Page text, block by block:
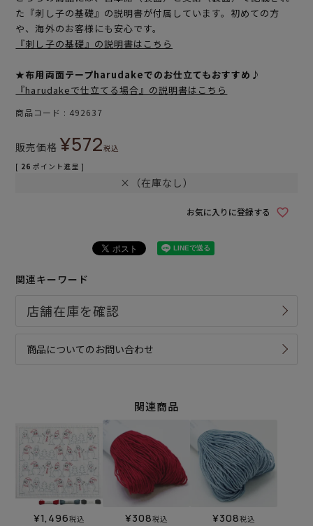
た『刺し子の基礎』の説明書が付属しています。初めての方
や、海外のお客様にも安心です。
『刺し子の基礎』の説明書はこちら
★布用両面テープharudakeでのお仕立てもおすすめ♪
『harudakeで仕立てる場合』の説明書はこちら
商品コード 492637
販売価格 ¥572税込
[ 26 ポイント進呈 ]
×（在庫なし）
お気に入りに登録する
関連キーワード
商品についてのお問い合わせ
関連商品
¥1,496税込 ¥308税込 ¥308税込